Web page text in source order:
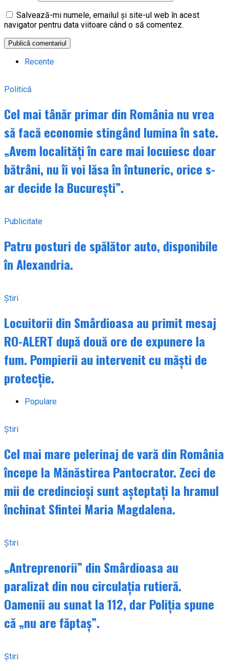
Salvează-mi numele, emailul și site-ul web în acest
navigator pentru data viitoare când o să comentez.
Recente
Politică
Cel mai tânăr primar din România nu vrea
să facă economie stingând lumina în sate.
„Avem localități în care mai locuiesc doar
bătrâni, nu îi voi lăsa în întuneric, orice s-
ar decide la București”.
Publicitate
Patru posturi de spălător auto, disponibile
în Alexandria.
Știri
Locuitorii din Smârdioasa au primit mesaj
RO-ALERT după două ore de expunere la
fum. Pompierii au intervenit cu măști de
protecție.
Populare
Știri
Cel mai mare pelerinaj de vară din România
începe la Mănăstirea Pantocrator. Zeci de
mii de credincioși sunt așteptați la hramul
închinat Sfintei Maria Magdalena.
Știri
„Antreprenorii” din Smârdioasa au
paralizat din nou circulația rutieră.
Oamenii au sunat la 112, dar Poliția spune
că „nu are făptaș”.
Știri